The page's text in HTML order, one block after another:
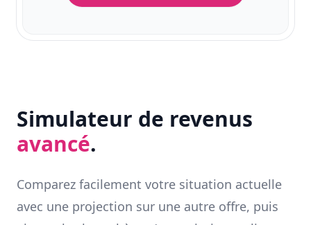
Simulateur de revenus
avancé.
Comparez facilement votre situation actuelle
avec une projection sur une autre offre, puis